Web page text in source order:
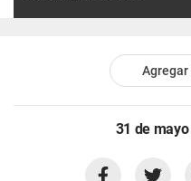
Agregar
31 de